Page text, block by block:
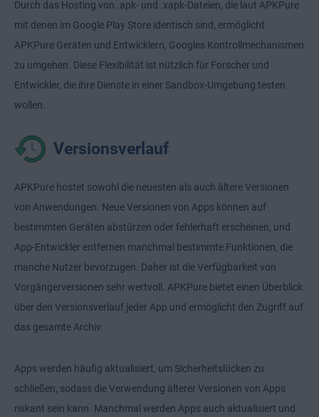
Durch das Hosting von .apk- und .xapk-Dateien, die laut APKPure
mit denen im Google Play Store identisch sind, ermöglicht
APKPure Geräten und Entwicklern, Googles Kontrollmechanismen
zu umgehen. Diese Flexibilität ist nützlich für Forscher und
Entwickler, die ihre Dienste in einer Sandbox-Umgebung testen
wollen.
Versionsverlauf
APKPure hostet sowohl die neuesten als auch ältere Versionen
von Anwendungen. Neue Versionen von Apps können auf
bestimmten Geräten abstürzen oder fehlerhaft erscheinen, und
App-Entwickler entfernen manchmal bestimmte Funktionen, die
manche Nutzer bevorzugen. Daher ist die Verfügbarkeit von
Vorgängerversionen sehr wertvoll. APKPure bietet einen Überblick
über den Versionsverlauf jeder App und ermöglicht den Zugriff auf
das gesamte Archiv.
Apps werden häufig aktualisiert, um Sicherheitslücken zu
schließen, sodass die Verwendung älterer Versionen von Apps
riskant sein kann. Manchmal werden Apps auch aktualisiert und